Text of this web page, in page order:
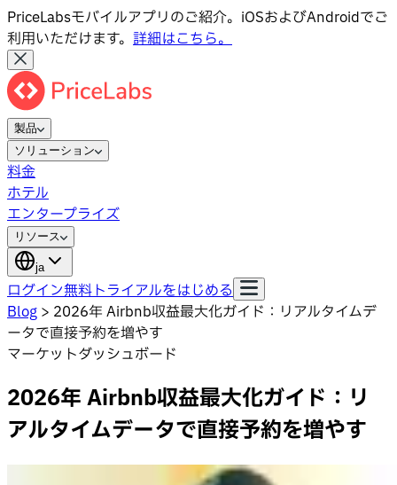
PriceLabsモバイルアプリのご紹介。iOSおよびAndroidでご
利用いただけます。 詳細はこちら。
製品
ソリューション
料金
ホテル
エンタープライズ
リソース
ja
ログイン無料トライアルをはじめる
Blog > 2026年 Airbnb収益最大化ガイド：リアルタイムデ
ータで直接予約を増やす
マーケットダッシュボード
2026年 Airbnb収益最大化ガイド：リ
アルタイムデータで直接予約を増やす